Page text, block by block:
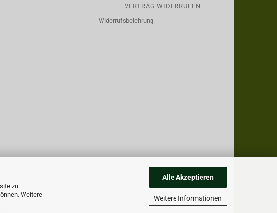
zu
Weitere
Alle Akzeptieren
Weitere Informationen
VERTRAG WIDERRUFEN
Widerrufsbelehrung